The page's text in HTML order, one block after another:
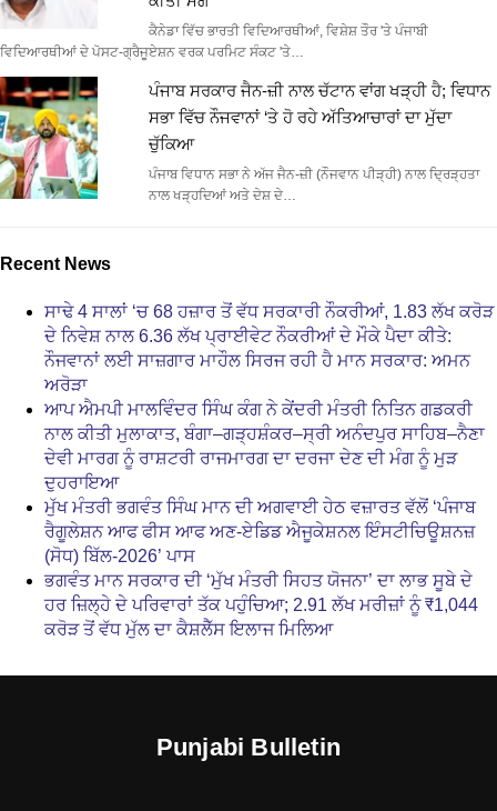
ਕੈਨੇਡਾ ਵਿੱਚ ਭਾਰਤੀ ਵਿਦਿਆਰਥੀਆਂ, ਵਿਸ਼ੇਸ਼ ਤੌਰ 'ਤੇ ਪੰਜਾਬੀ
ਵਿਦਿਆਰਥੀਆਂ ਦੇ ਪੋਸਟ-ਗ੍ਰੈਜੂਏਸ਼ਨ ਵਰਕ ਪਰਮਿਟ ਸੰਕਟ 'ਤੇ…
ਪੰਜਾਬ ਸਰਕਾਰ ਜੈਨ-ਜ਼ੀ ਨਾਲ ਚੱਟਾਨ ਵਾਂਗ ਖੜ੍ਹੀ ਹੈ; ਵਿਧਾਨ
ਸਭਾ ਵਿੱਚ ਨੌਜਵਾਨਾਂ ‘ਤੇ ਹੋ ਰਹੇ ਅੱਤਿਆਚਾਰਾਂ ਦਾ ਮੁੱਦਾ
ਚੁੱਕਿਆ
ਪੰਜਾਬ ਵਿਧਾਨ ਸਭਾ ਨੇ ਅੱਜ ਜੈਨ-ਜ਼ੀ (ਨੌਜਵਾਨ ਪੀੜ੍ਹੀ) ਨਾਲ ਦ੍ਰਿੜ੍ਹਤਾ
ਨਾਲ ਖੜ੍ਹਦਿਆਂ ਅਤੇ ਦੇਸ਼ ਦੇ…
Recent News
ਸਾਢੇ 4 ਸਾਲਾਂ ‘ਚ 68 ਹਜ਼ਾਰ ਤੋਂ ਵੱਧ ਸਰਕਾਰੀ ਨੌਕਰੀਆਂ, 1.83 ਲੱਖ ਕਰੋੜ
ਦੇ ਨਿਵੇਸ਼ ਨਾਲ 6.36 ਲੱਖ ਪ੍ਰਾਈਵੇਟ ਨੌਕਰੀਆਂ ਦੇ ਮੌਕੇ ਪੈਦਾ ਕੀਤੇ:
ਨੌਜਵਾਨਾਂ ਲਈ ਸਾਜ਼ਗਾਰ ਮਾਹੌਲ ਸਿਰਜ ਰਹੀ ਹੈ ਮਾਨ ਸਰਕਾਰ: ਅਮਨ
ਅਰੋੜਾ
ਆਪ ਐਮਪੀ ਮਾਲਵਿੰਦਰ ਸਿੰਘ ਕੰਗ ਨੇ ਕੇਂਦਰੀ ਮੰਤਰੀ ਨਿਤਿਨ ਗਡਕਰੀ
ਨਾਲ ਕੀਤੀ ਮੁਲਾਕਾਤ, ਬੰਗਾ–ਗੜ੍ਹਸ਼ੰਕਰ–ਸ੍ਰੀ ਅਨੰਦਪੁਰ ਸਾਹਿਬ–ਨੈਣਾ
ਦੇਵੀ ਮਾਰਗ ਨੂੰ ਰਾਸ਼ਟਰੀ ਰਾਜਮਾਰਗ ਦਾ ਦਰਜਾ ਦੇਣ ਦੀ ਮੰਗ ਨੂੰ ਮੁੜ
ਦੁਹਰਾਇਆ
ਮੁੱਖ ਮੰਤਰੀ ਭਗਵੰਤ ਸਿੰਘ ਮਾਨ ਦੀ ਅਗਵਾਈ ਹੇਠ ਵਜ਼ਾਰਤ ਵੱਲੋਂ ‘ਪੰਜਾਬ
ਰੈਗੂਲੇਸ਼ਨ ਆਫ ਫੀਸ ਆਫ ਅਣ-ਏਡਿਡ ਐਜੂਕੇਸ਼ਨਲ ਇੰਸਟੀਚਿਊਸ਼ਨਜ਼
(ਸੋਧ) ਬਿੱਲ-2026’ ਪਾਸ
ਭਗਵੰਤ ਮਾਨ ਸਰਕਾਰ ਦੀ ‘ਮੁੱਖ ਮੰਤਰੀ ਸਿਹਤ ਯੋਜਨਾ’ ਦਾ ਲਾਭ ਸੂਬੇ ਦੇ
ਹਰ ਜ਼ਿਲ੍ਹੇ ਦੇ ਪਰਿਵਾਰਾਂ ਤੱਕ ਪਹੁੰਚਿਆ; 2.91 ਲੱਖ ਮਰੀਜ਼ਾਂ ਨੂੰ ₹1,044
ਕਰੋੜ ਤੋਂ ਵੱਧ ਮੁੱਲ ਦਾ ਕੈਸ਼ਲੈੱਸ ਇਲਾਜ ਮਿਲਿਆ
Punjabi Bulletin